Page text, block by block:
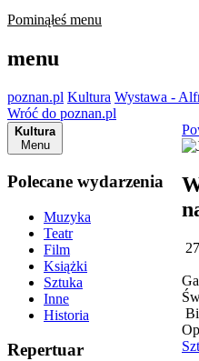
Pominąłeś menu
menu
poznan.pl Kultura Wystawa -
Wróć do poznan.pl
Kultura
Menu
Polecane wydarzenia
Muzyka
Teatr
Film
Książki
Sztuka
Inne
Historia
Repertuar